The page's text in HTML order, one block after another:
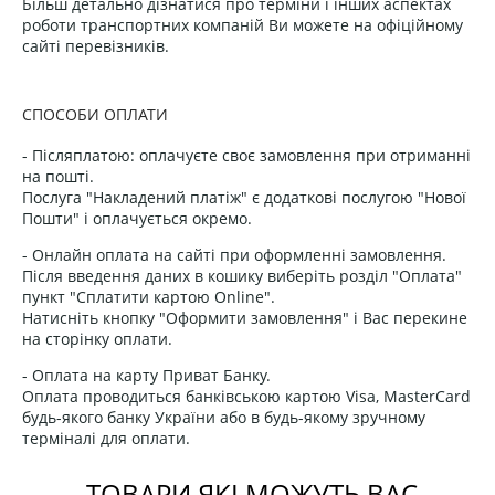
роботи транспортних компаній Ви можете на офіційному
сайті перевізників.
СПОСОБИ ОПЛАТИ
- Післяплатою: оплачуєте своє замовлення при отриманні
на пошті.
Послуга "Накладений платіж" є додаткові послугою "Нової
Пошти" і оплачується окремо.
- Онлайн оплата на сайті при оформленні замовлення.
Після введення даних в кошику виберіть розділ "Оплата"
пункт "Сплатити картою Online".
Натисніть кнопку "Оформити замовлення" і Вас перекине
на сторінку оплати.
- Оплата на карту Приват Банку.
Оплата проводиться банківською картою Visa, MasterCard
будь-якого банку України або в будь-якому зручному
терміналі для оплати.